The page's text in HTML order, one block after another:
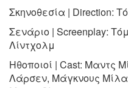
ΑΝΘΕΚΤΙΚΗ
ΠΟΛΗ
Σκηνοθεσία | Direction:
Σενάριο | Screenplay:
Λίντχολμ
Ηθοποιοί | Cast: Μαντς
Λάρσεν, Μάγκνους